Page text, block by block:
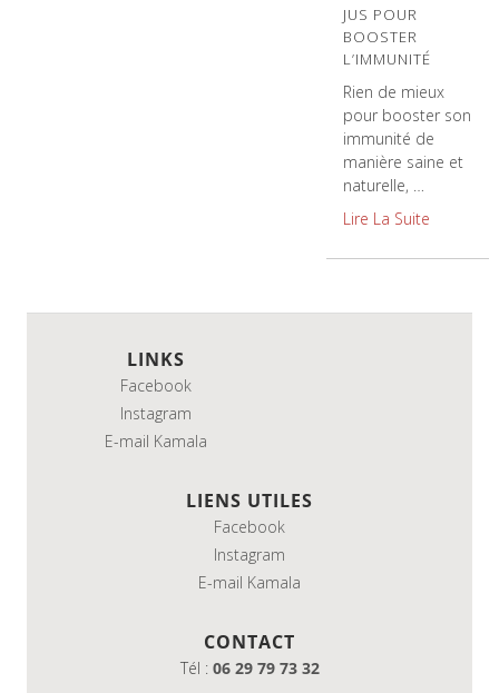
JUS POUR
BOOSTER
L’IMMUNITÉ
Rien de mieux
pour booster son
immunité de
manière saine et
naturelle, …
Lire La Suite
LINKS
Facebook
Instagram
E-mail Kamala
LIENS UTILES
Facebook
Instagram
E-mail Kamala
CONTACT
Tél : 06 29 79 73 32